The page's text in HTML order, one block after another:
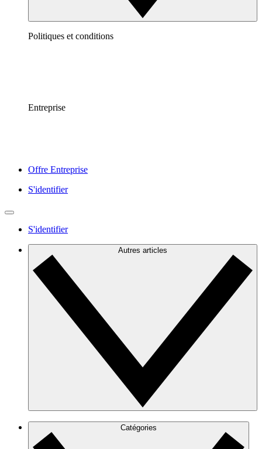
Politiques et conditions
Entreprise
Offre Entreprise
S'identifier
S'identifier
Autres articles
Catégories